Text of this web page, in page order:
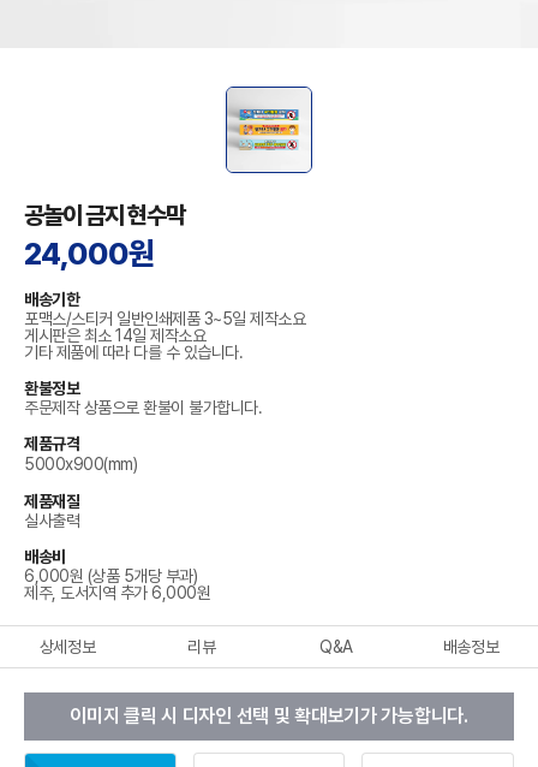
공놀이 금지 현수막
24,000원
배송기한
포맥스/스티커 일반인쇄제품 3~5일 제작소요
게시판은 최소 14일 제작소요
기타 제품에 따라 다를 수 있습니다.
환불정보
주문제작 상품으로 환불이 불가합니다.
제품규격
5000x900(mm)
제품재질
실사출력
배송비
6,000원 (상품 5개당 부과)
제주, 도서지역 추가 6,000원
상세정보 리뷰 Q&A 배송정보
이미지 클릭 시 디자인 선택 및 확대보기가 가능합니다.